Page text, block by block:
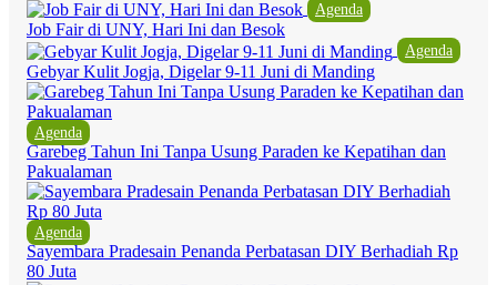
Agenda
Job Fair di UNY, Hari Ini dan Besok
Agenda
Gebyar Kulit Jogja, Digelar 9-11 Juni di Manding
Agenda
Garebeg Tahun Ini Tanpa Usung Paraden ke Kepatihan dan
Pakualaman
Agenda
Sayembara Pradesain Penanda Perbatasan DIY Berhadiah Rp
80 Juta